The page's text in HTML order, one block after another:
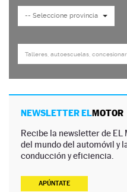
NEWSLETTER ELMOTOR
Recibe la newsletter de EL
del mundo del automóvil y
conducción y eficiencia.
APÚNTATE